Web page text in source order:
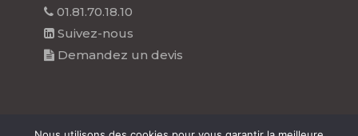
01.81.70.18.10
Suivez-nous
Demandez un devis